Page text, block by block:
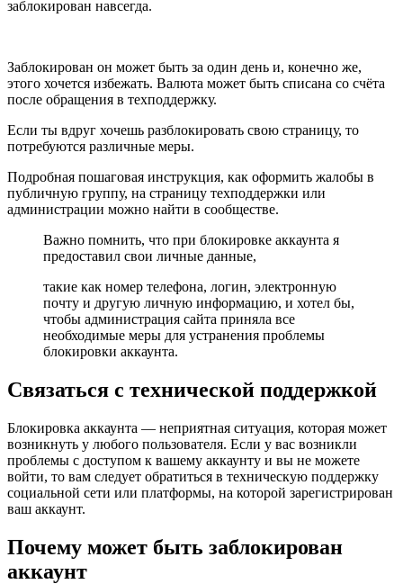
заблокирован навсегда.
Заблокирован он может быть за один день и, конечно же,
этого хочется избежать. Валюта может быть списана со счёта
после обращения в техподдержку.
Если ты вдруг хочешь разблокировать свою страницу, то
потребуются различные меры.
Подробная пошаговая инструкция, как оформить жалобы в
публичную группу, на страницу техподдержки или
администрации можно найти в сообществе.
Важно помнить, что при блокировке аккаунта я
предоставил свои личные данные,
такие как номер телефона, логин, электронную
почту и другую личную информацию, и хотел бы,
чтобы администрация сайта приняла все
необходимые меры для устранения проблемы
блокировки аккаунта.
Связаться с технической поддержкой
Блокировка аккаунта — неприятная ситуация, которая может
возникнуть у любого пользователя. Если у вас возникли
проблемы с доступом к вашему аккаунту и вы не можете
войти, то вам следует обратиться в техническую поддержку
социальной сети или платформы, на которой зарегистрирован
ваш аккаунт.
Почему может быть заблокирован
аккаунт